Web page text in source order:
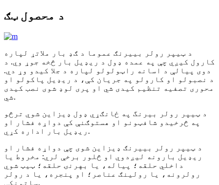
د محصول ټګ
د ټیپر رولر بییرنګ عموما د ګډ بار ملاتړ لپاره
کارول کیږي چې په عمده ډول د ریډیل بار څخه جوړ وي. د
دوی پیالې د اسانه راټولولو لپاره د جلا کیدو وړ دي.
د نصبولو او کارولو په جریان کې، د ریډیل پاکولو او
محوری تصفیه تنظیم کیدی شي او پری لوډ شوی نصب کیدی
شي.
د ټیپر رولر بیرنگ په ځانګړي ډول ډیزاین شوي ترڅو
په څرخیدو شافټونو او هستوګنې کې دواړه فشار او
ریډیل بار اداره کړي.
د ټیپر رولر بییرنګ ډیزاین شوی چې دواړه فشار او
ریډیل بارونه لیږدوي او څلور برخې لري: مخروط یا
داخلي حلقه؛ پیاله، یا بهرنۍ حلقه؛ ټیټ شوي
رولرونه، یا رولینګ عناصر؛ او پنجره، یا د رولر
ساتونکی.